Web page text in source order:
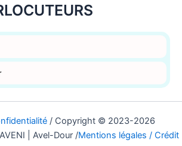
/ Copyright © 2023-2026
| Avel-Dour /Mentions légales / Crédit